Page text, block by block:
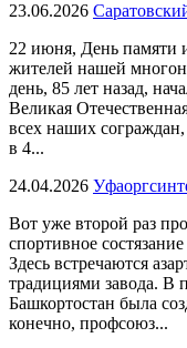
23.06.2026
22 июня, День памяти
жителей нашей
день, 85 лет назад,
Великая
всех наших
в 4...
24.04.2026
Вот уже второй раз
спортивное
Здесь встречаются
традициями завода. В
Башкортостан была
конечно, профсоюз...